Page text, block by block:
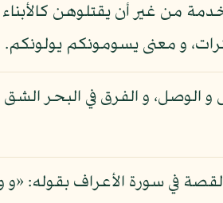
من غير أن يقتلوهن
و معنى يسومونكم يولونكم.
و الفرق في البحر الشق و
في سورة الأعراف بقوله: «و